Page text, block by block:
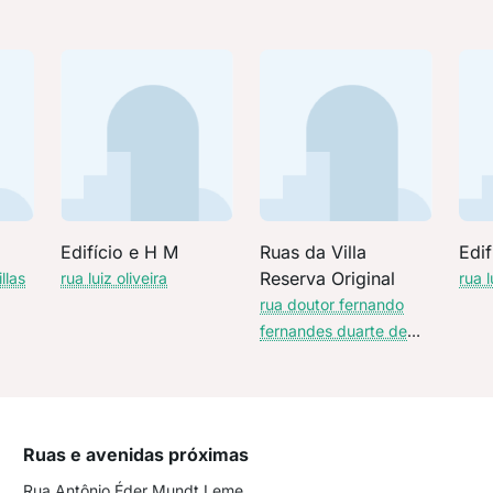
Edifício e H M
rua luiz oliveira
Ruas da Villa
Reserva Original
rua doutor fernando
fernandes duarte de
rua
Ruas e avenidas próximas